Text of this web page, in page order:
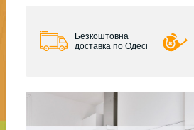
Безкоштовна
доставка по Одесі